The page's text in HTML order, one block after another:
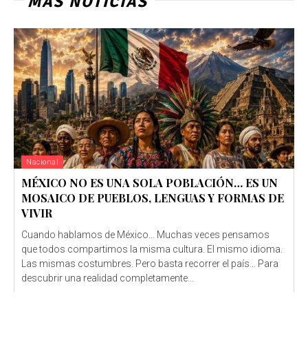
Nacional
MÉXICO NO ES UNA SOLA POBLACIÓN… ES UN
MOSAICO DE PUEBLOS, LENGUAS Y FORMAS DE
VIVIR
Cuando hablamos de México… Muchas veces pensamos
que todos compartimos la misma cultura. El mismo idioma.
Las mismas costumbres. Pero basta recorrer el país… Para
descubrir una realidad completamente...